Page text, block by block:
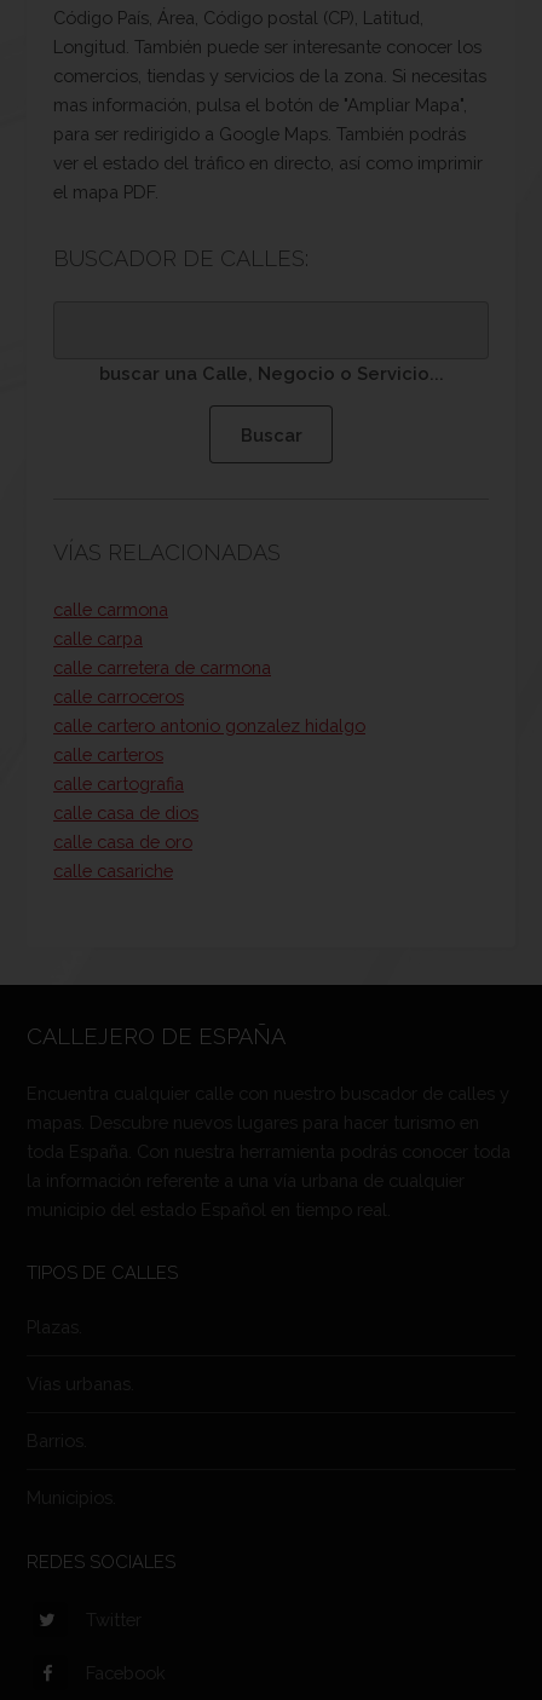
Código País, Área, Código postal (CP), Latitud,
Longitud. También puede ser interesante conocer los
comercios, tiendas y servicios de la zona. Si necesitas
mas información, pulsa el botón de "Ampliar Mapa",
para ser redirigido a Google Maps. También podrás
ver el estado del tráfico en directo, así como imprimir
el mapa PDF.
BUSCADOR DE CALLES:
buscar una Calle, Negocio o Servicio...
VÍAS RELACIONADAS
calle carmona
calle carpa
calle carretera de carmona
calle carroceros
calle cartero antonio gonzalez hidalgo
calle carteros
calle cartografia
calle casa de dios
calle casa de oro
calle casariche
CALLEJERO DE ESPAÑA
Encuentra cualquier calle con nuestro buscador de calles y
mapas. Descubre nuevos lugares para hacer turismo en
toda España. Con nuestra herramienta podrás conocer toda
la información referente a una vía urbana de cualquier
municipio del estado Español en tiempo real.
TIPOS DE CALLES
Plazas.
Vías urbanas.
Barrios.
Municipios.
REDES SOCIALES
Twitter
Facebook